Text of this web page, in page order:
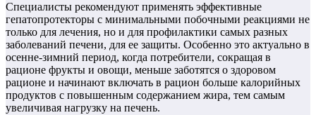
Специалисты рекомендуют применять эффективные
гепатопротекторы с минимальными побочными реакциями не
только для лечения, но и для профилактики самых разных
заболеваний печени, для ее защиты. Особенно это актуально в
осенне-зимний период, когда потребители, сокращая в
рационе фрукты и овощи, меньше заботятся о здоровом
рационе и начинают включать в рацион больше калорийных
продуктов с повышенным содержанием жира, тем самым
увеличивая нагрузку на печень.